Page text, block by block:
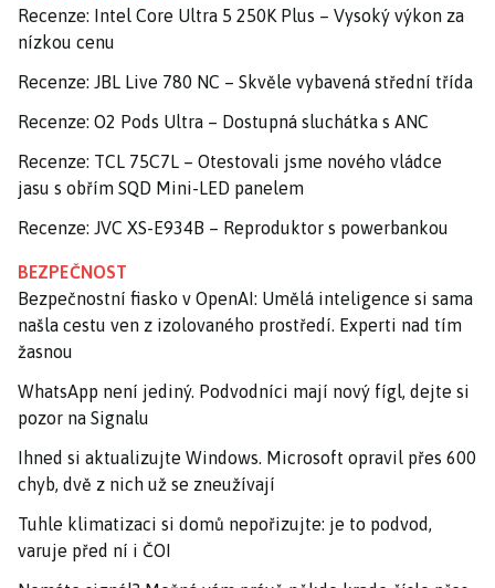
Recenze: Intel Core Ultra 5 250K Plus – Vysoký výkon za
nízkou cenu
Recenze: JBL Live 780 NC – Skvěle vybavená střední třída
Recenze: O2 Pods Ultra – Dostupná sluchátka s ANC
Recenze: TCL 75C7L – Otestovali jsme nového vládce
jasu s obřím SQD Mini-LED panelem
Recenze: JVC XS-E934B – Reproduktor s powerbankou
BEZPEČNOST
Bezpečnostní fiasko v OpenAI: Umělá inteligence si sama
našla cestu ven z izolovaného prostředí. Experti nad tím
žasnou
WhatsApp není jediný. Podvodníci mají nový fígl, dejte si
pozor na Signalu
Ihned si aktualizujte Windows. Microsoft opravil přes 600
chyb, dvě z nich už se zneužívají
Tuhle klimatizaci si domů nepořizujte: je to podvod,
varuje před ní i ČOI